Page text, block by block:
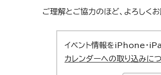
ご理解とご協力のほど、よろしくお
イベント情報をiPhone・
カレンダーへの取り込みに